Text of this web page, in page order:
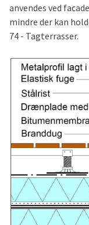
anvendes ved
mindre der kan
74 - Tagterrasser.